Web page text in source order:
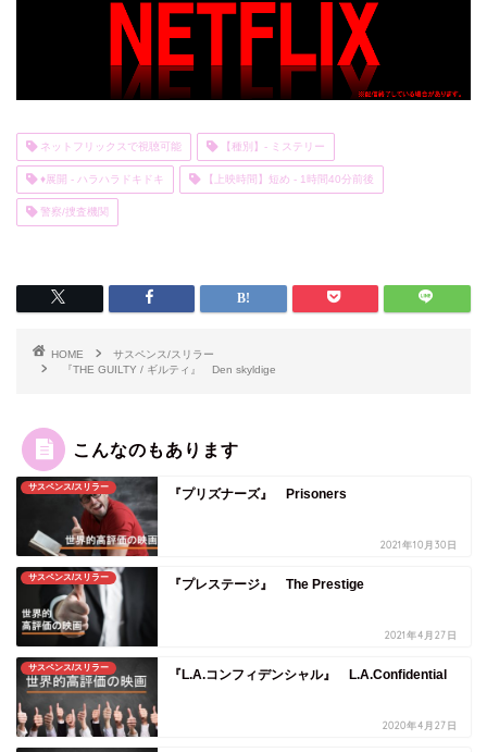
ネットフリックスで視聴可能 【種別】- ミステリー
♦展開 - ハラハラドキドキ 【上映時間】短め - 1時間40分前後
警察/捜査機関
HOME
サスペンス/スリラー
『THE GUILTY / ギルティ』 Den skyldige
こんなのもあります
サスペンス/スリラー 『プリズナーズ』 Prisoners
2021年10月30日
サスペンス/スリラー 『プレステージ』 The Prestige
2021年4月27日
サスペンス/スリラー 『L.A.コンフィデンシャル』 L.A.Confidential
2020年4月27日